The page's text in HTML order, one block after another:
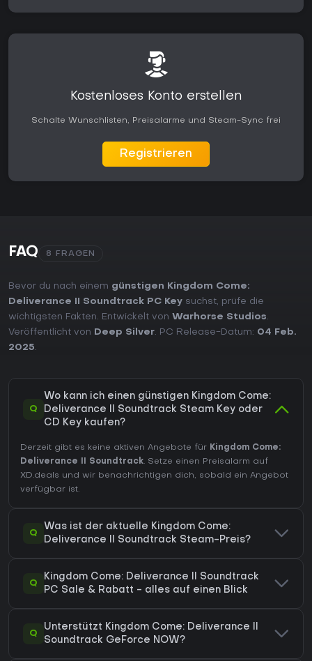
Kostenloses Konto erstellen
Schalte Wunschlisten, Preisalarme und Steam-Sync frei
Registrieren
FAQ 8 FRAGEN
Bevor du nach einem günstigen Kingdom Come:
Deliverance II Soundtrack PC Key suchst, prüfe die
wichtigsten Fakten. Entwickelt von Warhorse Studios.
Veröffentlicht von
Deep Silver. PC Release-Datum: 04 Feb.
2025.
Q
Wo kann ich einen günstigen Kingdom Come:
Deliverance II Soundtrack Steam Key oder
CD Key kaufen?
Derzeit gibt es keine aktiven Angebote für Kingdom Come:
Deliverance II Soundtrack. Setze einen Preisalarm auf
XD.deals und wir benachrichtigen dich, sobald ein Angebot
verfügbar ist.
Q
Was ist der aktuelle Kingdom Come:
Deliverance II Soundtrack Steam-Preis?
Q
Kingdom Come: Deliverance II Soundtrack
PC Sale & Rabatt - alles auf einen Blick
Q
Unterstützt Kingdom Come: Deliverance II
Soundtrack GeForce NOW?